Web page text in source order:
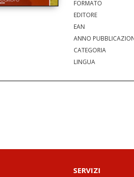
FORMATO
EDITORE
EAN
ANNO
CATEGORIA
LINGUA
SERVIZI